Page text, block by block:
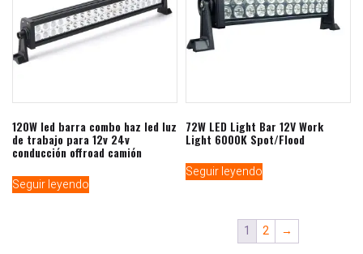
120W led barra combo haz led luz
de trabajo para 12v 24v
conducción offroad camión
Seguir leyendo
72W LED Light Bar 12V Work
Light 6000K Spot/Flood
Seguir leyendo
1 2 →